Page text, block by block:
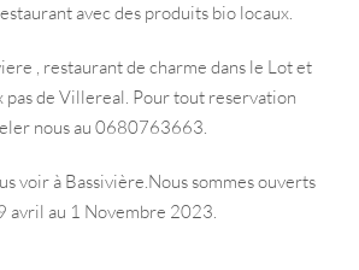
avec des produits bio locaux.
, restaurant de charme dans le Lot et
pas de Villereal. Pour tout reservation
nous au 0680763663.
voir à Bassivière.Nous sommes ouverts
avril au 1 Novembre 2023.